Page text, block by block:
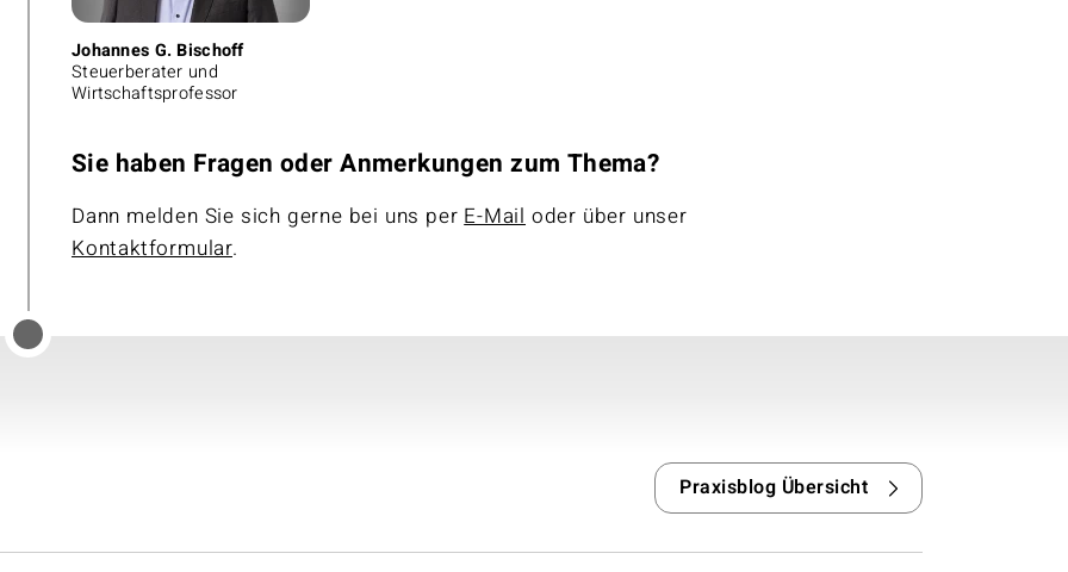
Johannes G. Bischoff
Steuerberater und
Wirtschaftsprofessor
Sie haben Fragen oder Anmerkungen zum Thema?
Dann melden Sie sich gerne bei uns per E-Mail oder über unser
Kontaktformular.
Praxisblog Übersicht